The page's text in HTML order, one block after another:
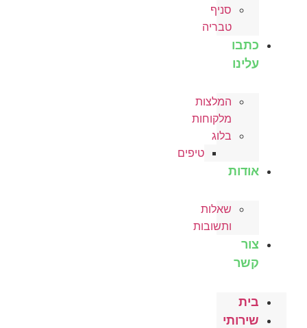
סניף
טבריה
כתבו
עלינו
המלצות
מלקוחות
בלוג
טיפים
אודות
שאלות
ותשובות
צור
קשר
בית
שירותי